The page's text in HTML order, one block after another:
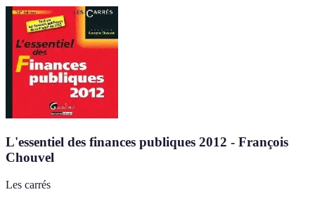
L'essentiel des finances publiques 2012 - François
Chouvel
Les carrés